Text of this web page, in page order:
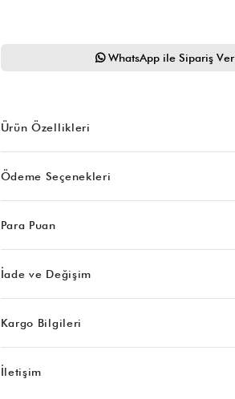
WhatsApp ile Sipariş Ver
Ürün Özellikleri
Ödeme Seçenekleri
Para Puan
İade ve Değişim
Kargo Bilgileri
İletişim